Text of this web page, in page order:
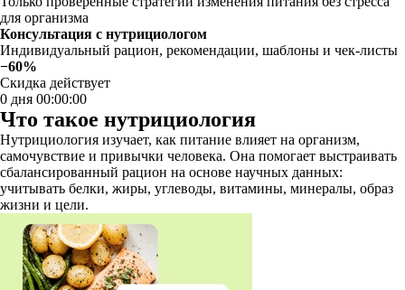
для организма
Консультация с нутрициологом
Индивидуальный рацион, рекомендации, шаблоны и чек-листы
−60%
Скидка действует
0 дня 00:00:00
Что такое нутрициология
Нутрициология изучает, как питание влияет на организм,
самочувствие и привычки человека. Она помогает выстраивать
сбалансированный рацион на основе научных данных:
учитывать белки, жиры, углеводы, витамины, минералы, образ
жизни и цели.